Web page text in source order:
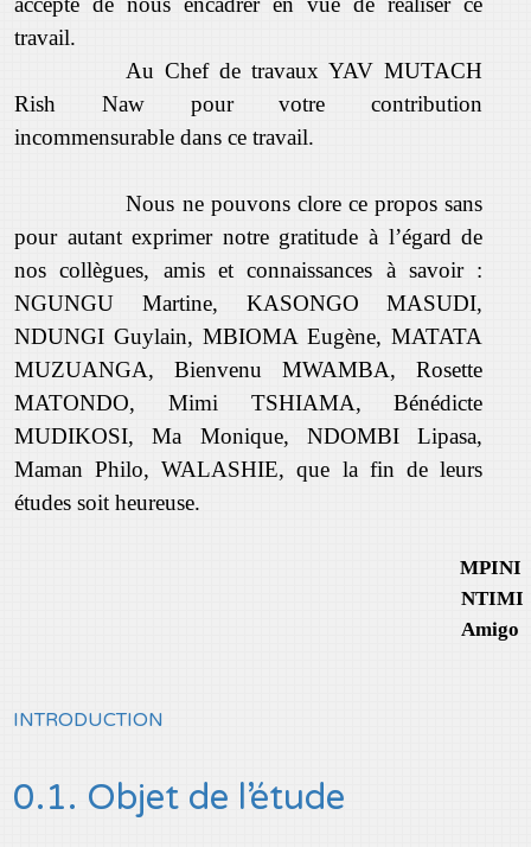
travail.
Au Chef de travaux YAV MUTACH
Rish Naw pour votre contribution
incommensurable dans ce travail.
Nous ne pouvons clore ce propos sans
pour autant exprimer notre gratitude à l’égard de
nos collègues, amis et connaissances à savoir :
NGUNGU Martine, KASONGO MASUDI,
NDUNGI Guylain, MBIOMA Eugène, MATATA
MUZUANGA, Bienvenu MWAMBA, Rosette
MATONDO, Mimi TSHIAMA, Bénédicte
MUDIKOSI, Ma Monique, NDOMBI Lipasa,
Maman Philo, WALASHIE, que la fin de leurs
études soit heureuse.
MPINI
NTIMI
Amigo
INTRODUCTION
0.1. Objet de l’étude